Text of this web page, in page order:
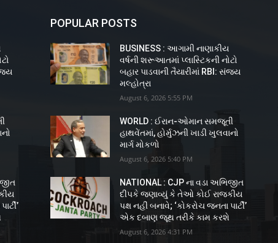
POPULAR POSTS
BUSINESS : આગામી નાણાકીય
વર્ષની શરૂઆતમાં પ્લાસ્ટિકની નોટો
બહાર પાડવાની તૈયારીમાં RBI: સંજય
મલ્હોત્રા
August 6, 2026 5:55 PM
WORLD : ઈરાન-ઓમાન સમજૂતી
હાથવેંતમાં, હોર્મુઝની ખાડી ખુલવાનો
માર્ગ મોકળો
August 6, 2026 5:40 PM
NATIONAL : CJP ના વડા અભિજીત
દીપકે જણાવ્યું કે તેઓ કોઈ રાજકીય
પક્ષ નહીં બનાવે; ‘કોકરોચ જનતા પાર્ટી’
એક દબાણ જૂથ તરીકે કામ કરશે
August 6, 2026 4:31 PM